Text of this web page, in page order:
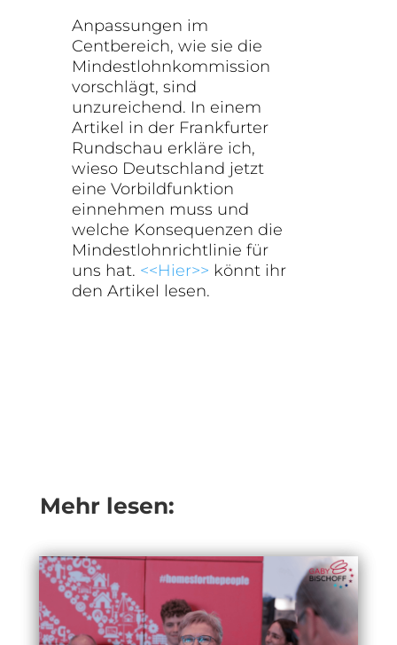
Anpassungen im
Centbereich, wie sie die
Mindestlohnkommission
vorschlägt, sind
unzureichend. In einem
Artikel in der Frankfurter
Rundschau erkläre ich,
wieso Deutschland jetzt
eine Vorbildfunktion
einnehmen muss und
welche Konsequenzen die
Mindestlohnrichtlinie für
uns hat. <<Hier>> könnt ihr
den Artikel lesen.
Mehr lesen: